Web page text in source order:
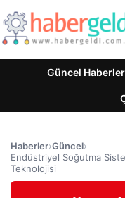
Güncel Haberler
Haberler›Güncel›
Endüstriyel Soğutma
Teknolojisi